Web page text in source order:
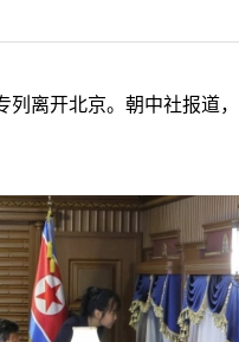
离开北京。朝中社报道